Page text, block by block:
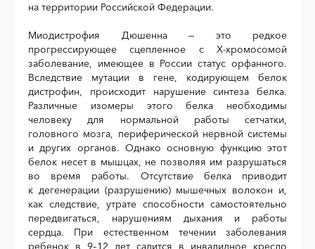
на территории Российской Федерации.
Миодистрофия Дюшенна — это редкое
прогрессирующее сцепленное с X-хромосомой
заболевание, имеющее в России статус орфанного.
Вследствие мутации в гене, кодирующем белок
дистрофин, происходит нарушение синтеза белка.
Различные изомеры этого белка необходимы
человеку для нормальной работы сетчатки,
головного мозга, периферической нервной системы
и других органов. Однако основную функцию этот
белок несет в мышцах, не позволяя им разрушаться
во время работы. Отсутствие белка приводит
к дегенерации (разрушению) мышечных волокон и,
как следствие, утрате способности самостоятельно
передвигаться, нарушениям дыхания и работы
сердца. При естественном течении заболевания
ребенок в 9–12 лет садится в инвалидное кресло